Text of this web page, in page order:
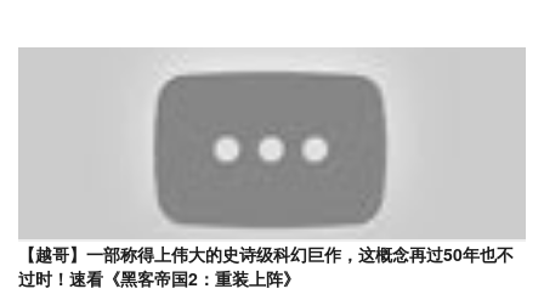
【越哥】一部称得上伟大的史诗级科幻巨作，这概念再过50年也不
过时！速看《黑客帝国2：重装上阵》